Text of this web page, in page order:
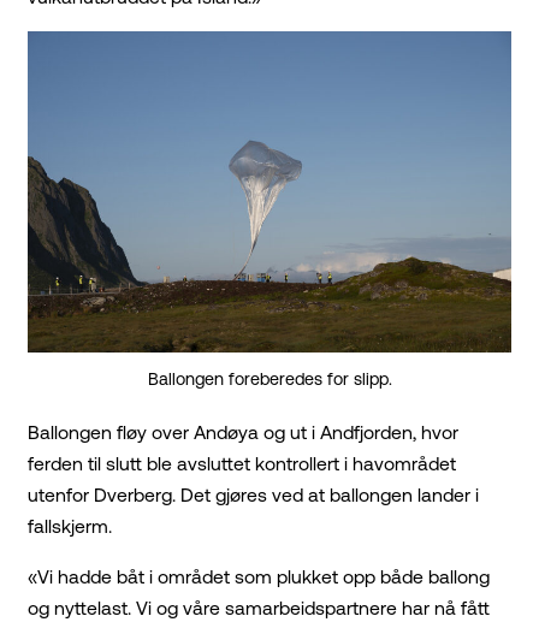
Ballongen foreberedes for slipp.
Ballongen fløy over Andøya og ut i Andfjorden, hvor
ferden til slutt ble avsluttet kontrollert i havområdet
utenfor Dverberg. Det gjøres ved at ballongen lander i
fallskjerm.
«Vi hadde båt i området som plukket opp både ballong
og nyttelast. Vi og våre samarbeidspartnere har nå fått